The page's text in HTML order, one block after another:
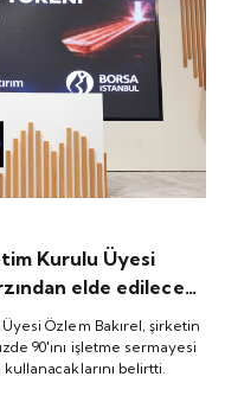
Kurulu Üyesi
elde edilecek
ile ham
kullanacaklarını
Özlem Bakırel, şirketin
90'ını işletme sermayesi
belirtti.